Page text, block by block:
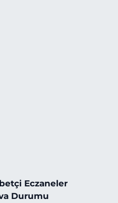
Eczaneler
Durumu